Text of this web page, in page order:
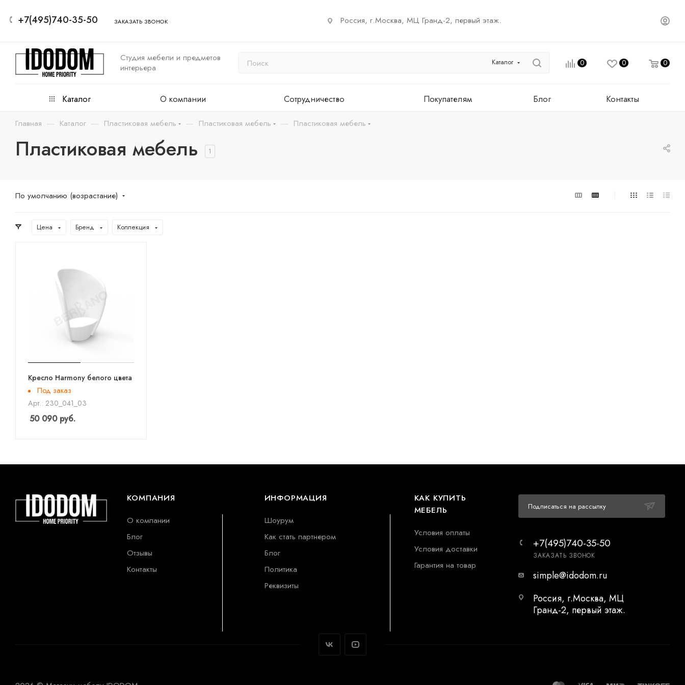
+7(495)740-35-50 ЗАКАЗАТЬ ЗВОНОК Россия, г.Москва, МЦ Гранд-2, первый этаж.
Студия мебели и предметов
интерьера
Каталог 0 0 0
Каталог О компании Сотрудничество Покупателям Блог Контакты
Главная — Каталог — Пластиковая мебель — Пластиковая мебель — Пластиковая мебель
Пластиковая мебель 1
По умолчанию (возрастание)
Цена Бренд Коллекция
Кресло Harmony белого цвета
Под заказ
Арт.: 230_041_03
50 090руб.
КОМПАНИЯ
О компании
Блог
Отзывы
Контакты
ИНФОРМАЦИЯ
Шоурум
Как стать партнером
Блог
Политика
Реквизиты
КАК КУПИТЬ
МЕБЕЛЬ
Условия оплаты
Условия доставки
Гарантия на товар
Подписаться на рассылку
+7(495)740-35-50
ЗАКАЗАТЬ ЗВОНОК
simple@idodom.ru
Россия, г.Москва, МЦ
Гранд-2, первый этаж.